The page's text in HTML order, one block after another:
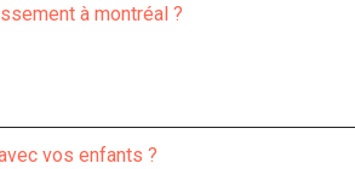
à montréal ?
vos enfants ?